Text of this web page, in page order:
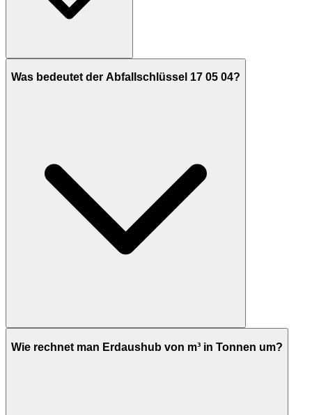
Was bedeutet der Abfallschlüssel 17 05 04?
Wie rechnet man Erdaushub von m³ in Tonnen um?